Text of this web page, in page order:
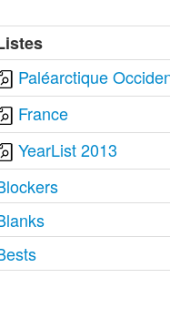
Paléarctique
France
YearList 2013